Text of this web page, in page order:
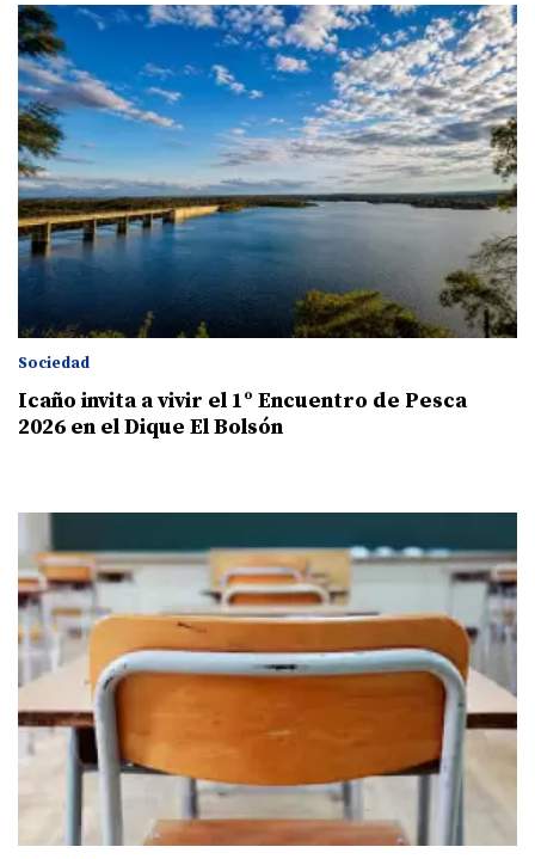
Sociedad
Icaño invita a vivir el 1º Encuentro de Pesca
2026 en el Dique El Bolsón